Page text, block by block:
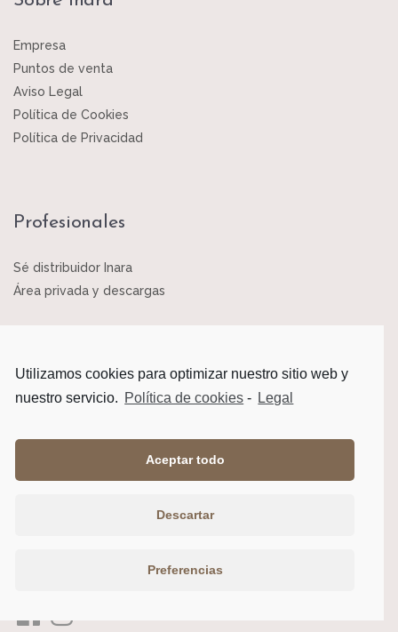
Empresa
Puntos de venta
Aviso Legal
Política de Cookies
Política de Privacidad
Profesionales
Sé distribuidor Inara
Área privada y descargas
Fábrica y Oficinas
50410 Cuarte de Huerva (Zaragoza)
Utilizamos cookies para optimizar nuestro sitio web y
nuestro servicio. Política de cookies - Legal
Aceptar todo
Descartar
Preferencias